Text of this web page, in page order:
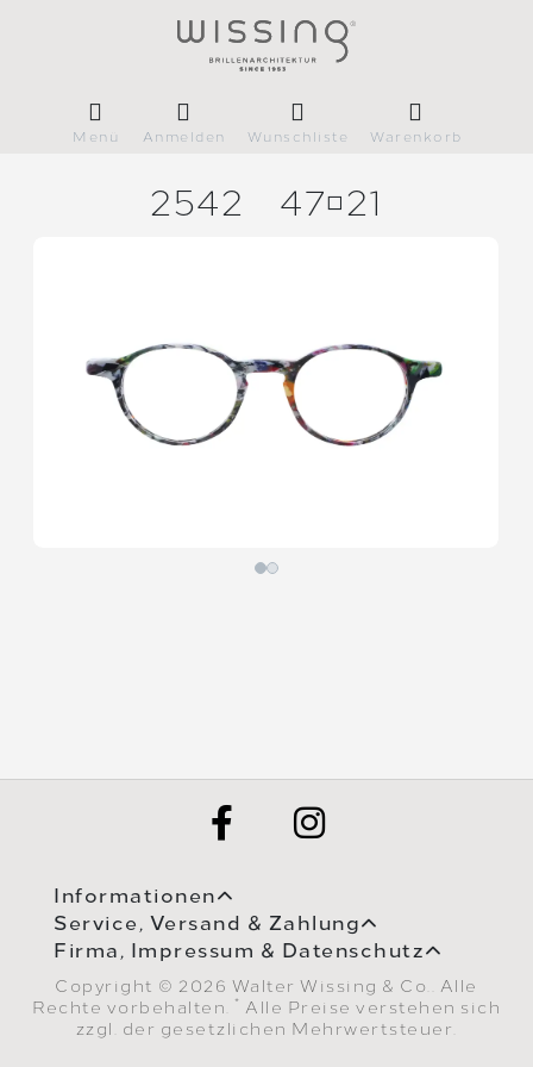
Menü Anmelden Wunschliste Warenkorb
2542 4721
Informationen
Service, Versand & Zahlung
Firma, Impressum & Datenschutz
Copyright © 2026 Walter Wissing & Co.. Alle
Rechte vorbehalten.
* Alle Preise verstehen sich
zzgl. der gesetzlichen Mehrwertsteuer.